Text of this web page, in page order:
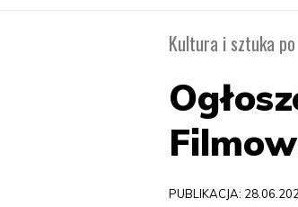
Kultura i sztuka
PUBLIKACJA: